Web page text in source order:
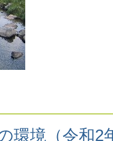
環境（令和2